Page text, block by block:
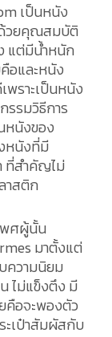
เป็นหนัง
วยคุณสมบัติ
แต่มีน้ำหนัก
อและหนัง
พราะเป็นหนัง
รรมวิธีการ
หนังของ
หนังที่มี
ที่สำคัญไม่
าสติก
พศผู้นั้น
มาตั้งแต่
ความนิยม
ไม่แข็งตึง มี
คือจะพองตัว
ะเป๋าสัมผัสกับ